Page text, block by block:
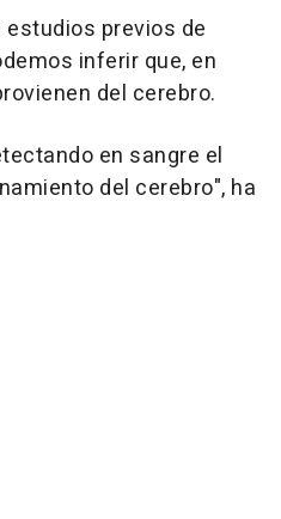
previos de
inferir que, en
del cerebro.
en sangre el
del cerebro", ha